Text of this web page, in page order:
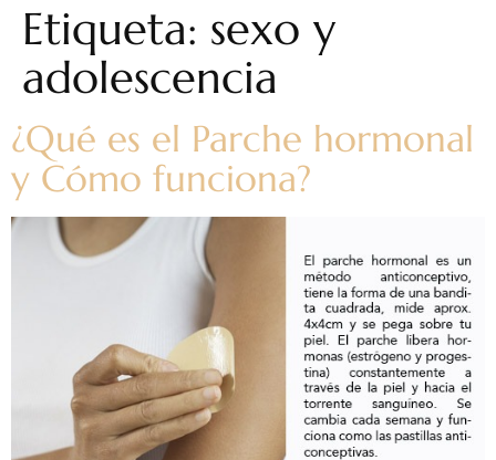
Etiqueta: sexo y
adolescencia
¿Qué es el Parche hormonal
y Cómo funciona?